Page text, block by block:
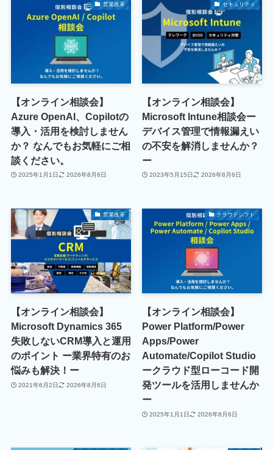
営業改革
【オンライン相談会】
Azure OpenAI、Copilotの
導入・活用を検討しません
か？ なんでもお気軽にご相
談ください。
2025年1月1日 2026年8月6日
セキュリティ
【オンライン相談会】
Microsoft Intune相談会ー
デバイス管理で情報漏えい
の不安を解消しませんか？
ー
2023年5月15日 2026年8月6日
営業改革
【オンライン相談会】
Microsoft Dynamics 365
失敗しないCRM導入と運用
のポイント ー業界特有のお
悩みも解決！ー
2021年6月2日 2026年8月6日
クラウドシフト
【オンライン相談会】
Power Platform/Power
Apps/Power
Automate/Copilot Studio
ークラウド型ローコード開
発ツールを活用しませんか
ー
2025年1月1日 2026年8月6日